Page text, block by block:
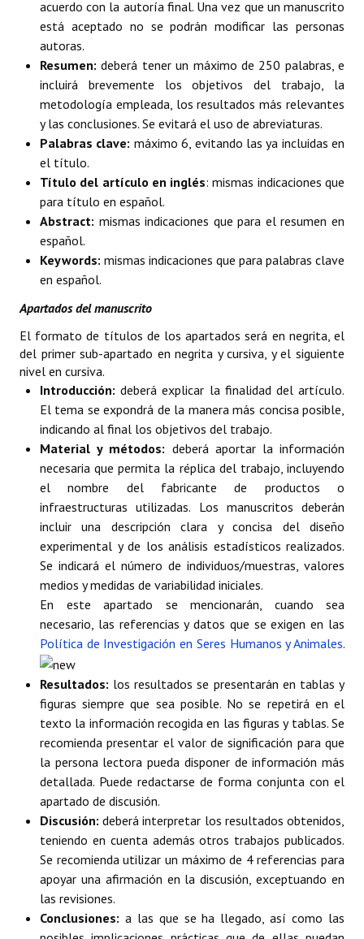
acuerdo con la autoría final. Una vez que un manuscrito
está aceptado no se podrán modificar las personas
autoras.
Resumen: deberá tener un máximo de 250 palabras, e
incluirá brevemente los objetivos del trabajo, la
metodología empleada, los resultados más relevantes
y las conclusiones. Se evitará el uso de abreviaturas.
Palabras clave: máximo 6, evitando las ya incluidas en
el título.
Título del artículo en inglés: mismas indicaciones que
para título en español.
Abstract: mismas indicaciones que para el resumen en
español.
Keywords: mismas indicaciones que para palabras clave
en español.
Apartados del manuscrito
El formato de títulos de los apartados será en negrita, el
del primer sub-apartado en negrita y cursiva, y el siguiente
nivel en cursiva.
Introducción: deberá explicar la finalidad del artículo.
El tema se expondrá de la manera más concisa posible,
indicando al final los objetivos del trabajo.
Material y métodos: deberá aportar la información
necesaria que permita la réplica del trabajo, incluyendo
el nombre del fabricante de productos o
infraestructuras utilizadas. Los manuscritos deberán
incluir una descripción clara y concisa del diseño
experimental y de los análisis estadísticos realizados.
Se indicará el número de individuos/muestras, valores
medios y medidas de variabilidad iniciales.
En este apartado se mencionarán, cuando sea
necesario, las referencias y datos que se exigen en las
Política de Investigación en Seres Humanos y Animales.
Resultados: los resultados se presentarán en tablas y
figuras siempre que sea posible. No se repetirá en el
texto la información recogida en las figuras y tablas. Se
recomienda presentar el valor de significación para que
la persona lectora pueda disponer de información más
detallada. Puede redactarse de forma conjunta con el
apartado de discusión.
Discusión: deberá interpretar los resultados obtenidos,
teniendo en cuenta además otros trabajos publicados.
Se recomienda utilizar un máximo de 4 referencias para
apoyar una afirmación en la discusión, exceptuando en
las revisiones.
Conclusiones: a las que se ha llegado, así como las